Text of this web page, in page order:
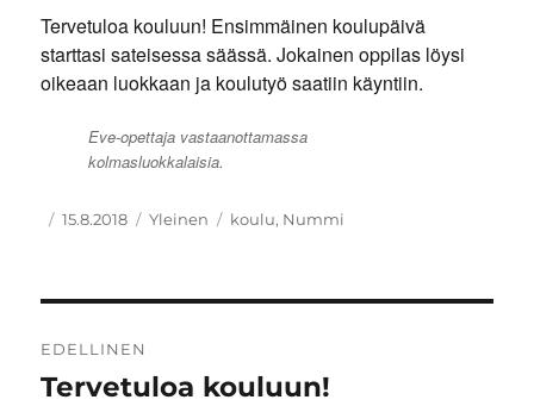
Tervetuloa kouluun! Ensimmäinen koulupäivä
starttasi sateisessa säässä. Jokainen oppilas löysi
oikeaan luokkaan ja koulutyö saatiin käyntiin.
Eve-opettaja vastaanottamassa
kolmasluokkalaisia.
Kirjoittaja
Julkaistu
15.8.2018 Kategoriat
Yleinen Avainsanat
koulu, Nummi
selaus
EDELLINEN
Edellinen
Tervetuloa kouluun!